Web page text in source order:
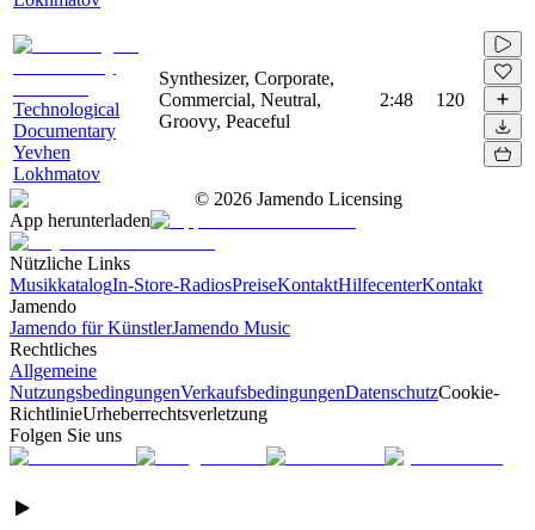
Technological
Documentary
Yevhen
Lokhmatov
Synthesizer, Corporate,
Commercial, Neutral,
Groovy, Peaceful
2:48 120
© 2026 Jamendo Licensing
App herunterladen
Nützliche Links
MusikkatalogIn-Store-RadiosPreiseKontaktHilfecenterKontakt
Jamendo
Jamendo für KünstlerJamendo Music
Rechtliches
Allgemeine
NutzungsbedingungenVerkaufsbedingungenDatenschutzCookie-
RichtlinieUrheberrechtsverletzung
Folgen Sie uns